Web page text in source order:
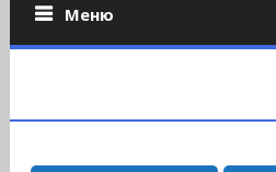
Меню